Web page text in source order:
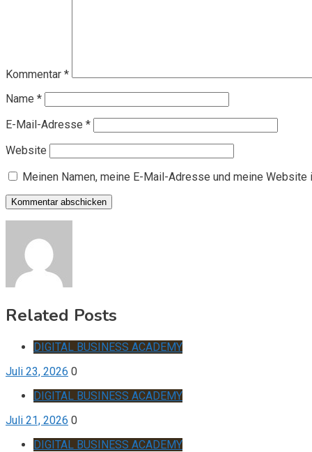
Kommentar *
Name *
E-Mail-Adresse *
Website
Meinen Namen, meine E-Mail-Adresse und meine
Related Posts
DIGITAL BUSINESS ACADEMY
Juli 23, 2026 0
DIGITAL BUSINESS ACADEMY
Juli 21, 2026 0
DIGITAL BUSINESS ACADEMY